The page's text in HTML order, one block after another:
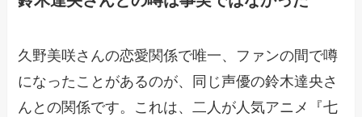
久野美咲さんの恋愛関係で唯一、ファンの間で噂
になったことがあるのが、同じ声優の鈴木達央さ
んとの関係です。これは、二人が人気アニメ『七